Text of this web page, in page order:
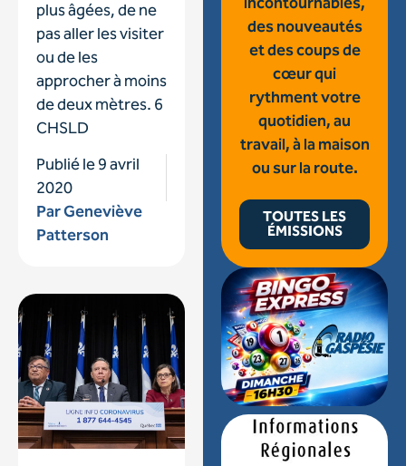
plus âgées, de ne
pas aller les visiter
ou de les
approcher à moins
de deux mètres. 6
CHSLD
Publié le9 avril
2020
ParGeneviève
Patterson
incontournables,
des nouveautés
et des coups de
cœur qui
rythment votre
quotidien, au
travail, à la maison
ou sur la route.
TOUTES LES
ÉMISSIONS